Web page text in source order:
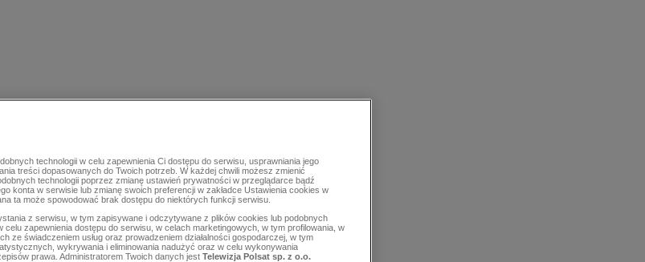
technologii w celu zapewnienia Ci dostępu do serwisu, usprawniania jego
treści dopasowanych do Twoich potrzeb. W każdej chwili możesz zmienić
technologii poprzez zmianę ustawień prywatności w przeglądarce bądź
konta w serwisie lub zmianę swoich preferencji w zakładce Ustawienia cookies w
ta może spowodować brak dostępu do niektórych funkcji serwisu.
z serwisu, w tym zapisywane i odczytywane z plików cookies lub podobnych
celu zapewnienia dostępu do serwisu, w celach marketingowych, w tym profilowania, w
ze świadczeniem usług oraz prowadzeniem działalności gospodarczej, w tym
wykrywania i eliminowania nadużyć oraz w celu wykonywania
prawa. Administratorem Twoich danych jest Telewizja Polsat sp. z o.o.